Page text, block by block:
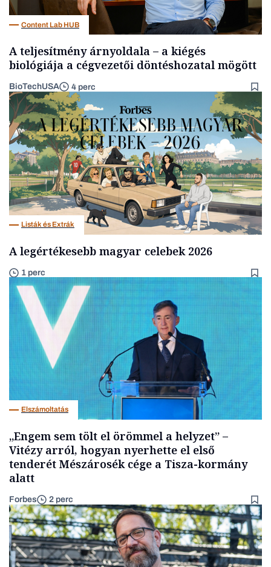
Content Lab HUB
A teljesítmény árnyoldala – a kiégés
biológiája a cégvezetői döntéshozatal mögött
BioTechUSA 4 perc
Listák és Extrák
A legértékesebb magyar celebek 2026
1 perc
Elszámoltatás
„Engem sem tölt el örömmel a helyzet” –
Vitézy arról, hogyan nyerhette el első
tenderét Mészárosék cége a Tisza-kormány
alatt
Forbes 2 perc